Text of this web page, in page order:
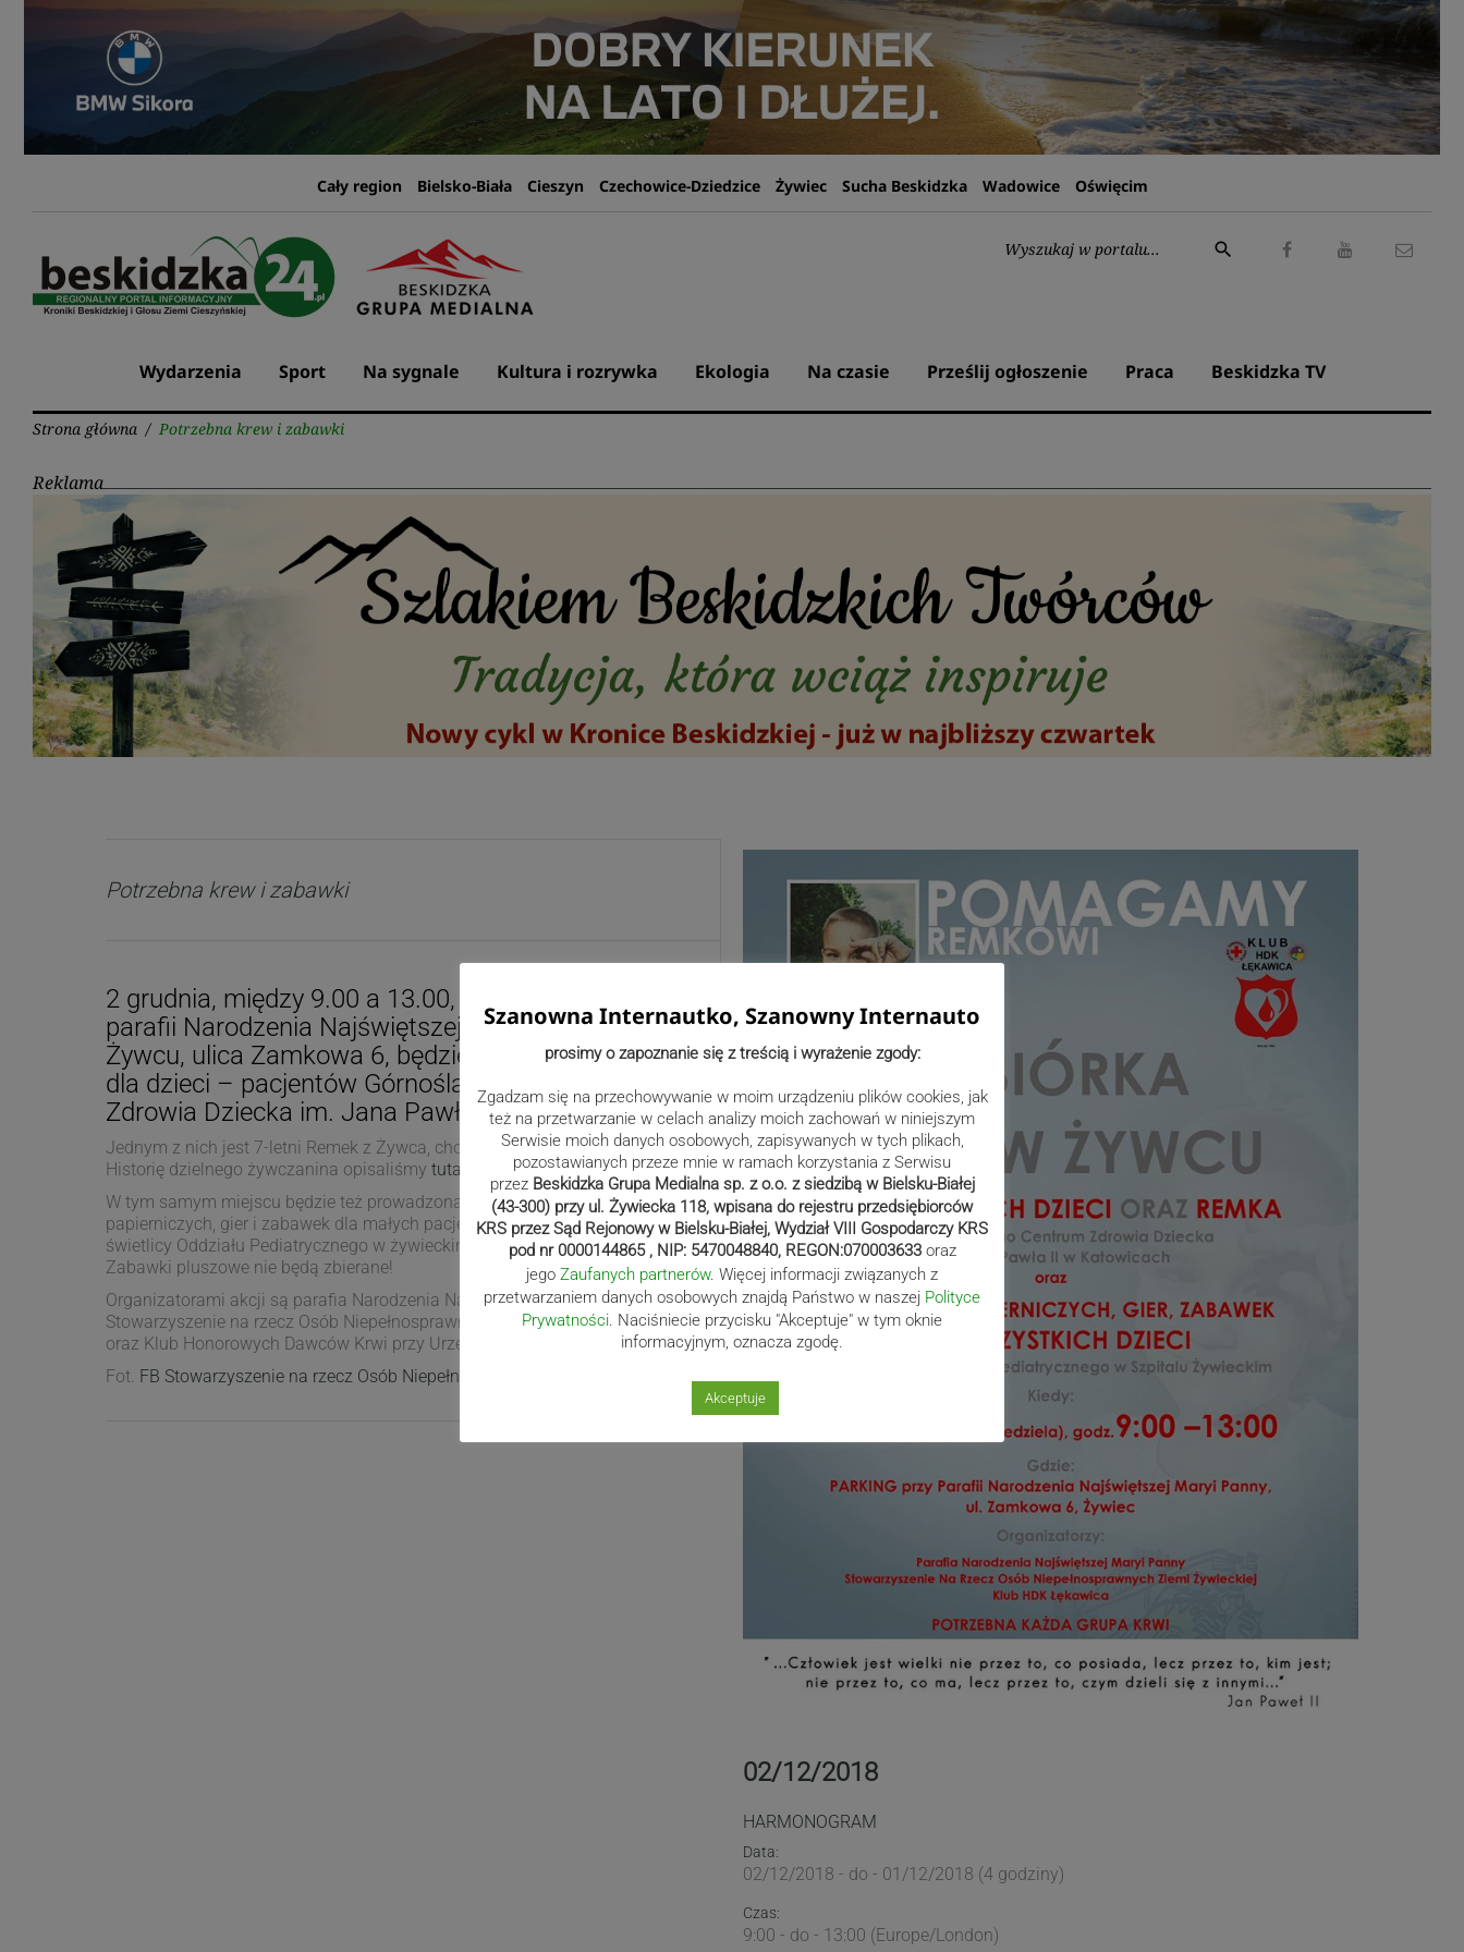
Przejdź
Cały region Bielsko-Biała Cieszyn Czechowice-Dziedzice Żywiec Sucha Beskidzka Wadowice Oświęcim
Wyszukaj:
search
Wydarzenia Sport Na sygnale Kultura i rozrywka Ekologia Na czasie Prześlij ogłoszenie Praca Beskidzka TV
Strona główna / Potrzebna krew i zabawki
Reklama
Potrzebna krew i zabawki
2 grudnia, między 9.00 a 13.00, na parkingu przy
parafii Narodzenia Najświętszej Maryi Panny w
Żywcu, ulica Zamkowa 6, będzie można oddać krew
dla dzieci – pacjentów Górnośląskiego Centrum
Zdrowia Dziecka im. Jana Pawła II w Katowicach.
Jednym z nich jest 7-letni Remek z Żywca, chorujący na guza mózgu.
Historię dzielnego żywczanina opisaliśmy tutaj
W tym samym miejscu będzie też prowadzona zbiórka artykułów
papierniczych, gier i zabawek dla małych pacjentów korzystających ze
świetlicy Oddziału Pediatrycznego w żywieckim Szpitalu Powiatowym.
Zabawki pluszowe nie będą zbierane!
Organizatorami akcji są parafia Narodzenia Najświętszej Maryi Panny,
Stowarzyszenie na rzecz Osób Niepełnosprawnych Ziemi Żywieckiej
oraz Klub Honorowych Dawców Krwi przy Urzędzie Gminy w Łękawicy.
Fot. FB Stowarzyszenie na rzecz Osób Niepełnosprawnych Ziemi Żywieckiej
02/12/2018
HARMONOGRAM
Data:
02/12/2018 - do - 01/12/2018 (4 godziny)
Czas:
9:00 - do - 13:00 (Europe/London)
Szanowna Internautko, Szanowny Internauto
prosimy o zapoznanie się z treścią i wyrażenie zgody:
Zgadzam się na przechowywanie w moim urządzeniu plików cookies, jak
też na przetwarzanie w celach analizy moich zachowań w niniejszym
Serwisie moich danych osobowych, zapisywanych w tych plikach,
pozostawianych przeze mnie w ramach korzystania z Serwisu
przez Beskidzka Grupa Medialna sp. z o.o. z siedzibą w Bielsku-Białej
(43-300) przy ul. Żywiecka 118, wpisana do rejestru przedsiębiorców
KRS przez Sąd Rejonowy w Bielsku-Białej, Wydział VIII Gospodarczy KRS
pod nr 0000144865 , NIP: 5470048840, REGON:070003633 oraz
jego Zaufanych partnerów. Więcej informacji związanych z
przetwarzaniem danych osobowych znajdą Państwo w naszej Polityce
Prywatności . Naciśniecie przycisku "Akceptuje" w tym oknie
informacyjnym, oznacza zgodę.
Akceptuje